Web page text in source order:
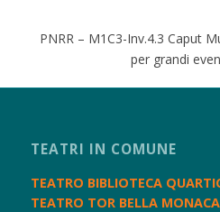
PNRR – M1C3-Inv.4.3 Caput
per grandi
TEATRI IN COMUNE
TEATRO BIBLIOTECA
TEATRO TOR BELLA MONACA